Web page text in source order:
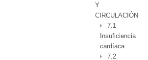
Y
CIRCULACIÓN
7.1
Insuficiencia
cardíaca
7.2